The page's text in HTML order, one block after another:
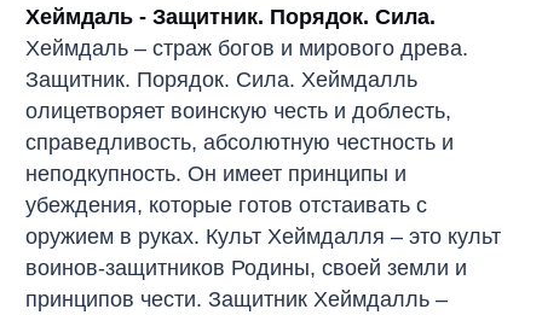
Хеймдаль - Защитник. Порядок. Сила.
Хеймдаль – страж богов и мирового древа.
Защитник. Порядок. Сила. Хеймдалль
олицетворяет воинскую честь и доблесть,
справедливость, абсолютную честность и
неподкупность. Он имеет принципы и
убеждения, которые готов отстаивать с
оружием в руках. Культ Хеймдалля – это культ
воинов-защитников Родины, своей земли и
принципов чести. Защитник Хеймдалль –